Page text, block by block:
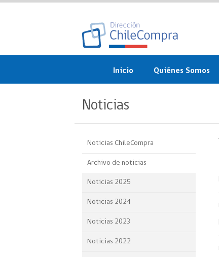
Inicio Quiénes Somos
objetivos
Organigrama
Participación
Noticias
Noticias ChileCompra
Archivo de noticias
Noticias 2025
Noticias 2024
Noticias 2023
Noticias 2022